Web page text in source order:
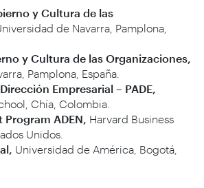
y Cultura de las
de Navarra, Pamplona,
y Cultura de las Organizaciones,
Pamplona, España.
Empresarial – PADE,
Chía, Colombia.
Program ADEN, Harvard Business
Unidos.
Universidad de América, Bogotá,